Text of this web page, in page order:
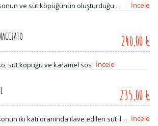
ve süt köpüğünün oluşturduğu
İncele
240,00 ₺
süt köpüğü ve karamel sos İncele
235,00 ₺
iki katı oranında ilave edilen süt ile
İncele